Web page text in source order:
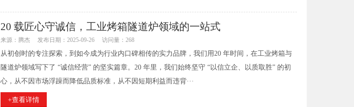
20 载匠心守诚信，工业烤箱隧道炉领域的一站式
来源：腾杰 发布日期：2025-09-26 访问量：268
从初创时的专注探索，到如今成为行业内口碑相传的实力品牌，我们用20 年时间，在工业烤箱与
隧道炉领域写下了 “诚信经营” 的坚实篇章。20 年里，我们始终坚守 “以信立企、以质取胜” 的初
心，从不因市场浮躁而降低品质标准，从不因短期利益而违背···
+查看详情